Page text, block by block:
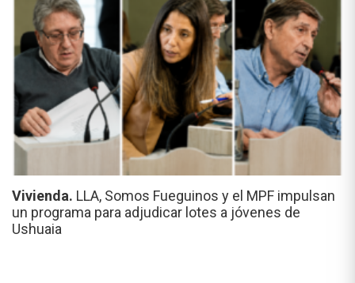
Vivienda. LLA, Somos Fueguinos y el MPF impulsan
un programa para adjudicar lotes a jóvenes de
Ushuaia